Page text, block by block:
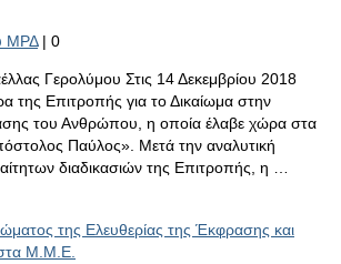
ΜΡΔ | 0
Γερολύμου Στις 14 Δεκεμβρίου 2018
της Επιτροπής για το Δικαίωμα στην
του Ανθρώπου, η οποία έλαβε χώρα στα
Παύλος». Μετά την αναλυτική
διαδικασιών της Επιτροπής, η …
της Ελευθερίας της Έκφρασης και
Μ.Μ.Ε.